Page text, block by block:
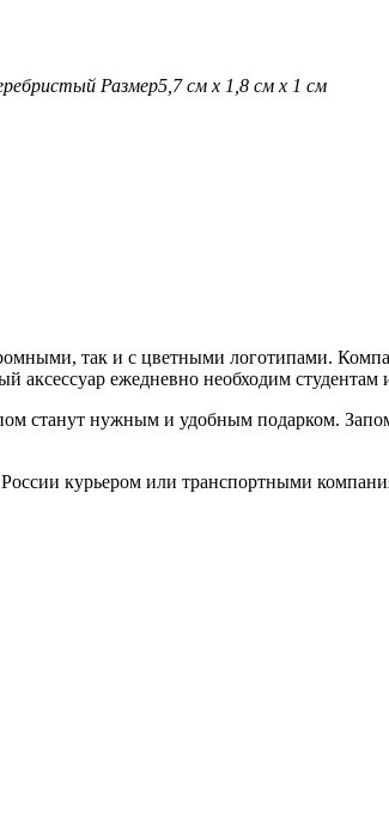
Размер5,7 см х 1,8 см х 1 см
так и с цветными логотипами.
ежедневно необходим
станут нужным и удобным подарком.
России курьером или транспортными